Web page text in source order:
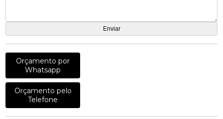
Orçamento por
Whatsapp
Orçamento pelo
Telefone